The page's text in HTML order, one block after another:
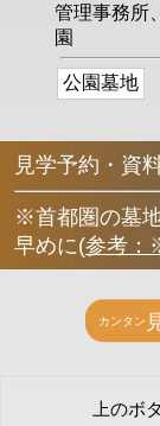
管理事務所
園
公園墓地
見学予約・資
※首都圏の墓
早めに(参考：
上のボ